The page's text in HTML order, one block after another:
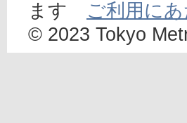
ます ご利用に
© 2023 Tokyo